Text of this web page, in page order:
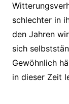
schlechter in
den Jahren
sich
Gewöhnlich
in dieser Zeit